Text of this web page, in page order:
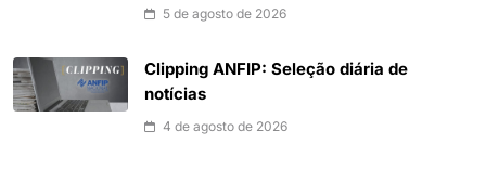
5 de agosto de 2026
Clipping ANFIP: Seleção diária de
notícias
4 de agosto de 2026